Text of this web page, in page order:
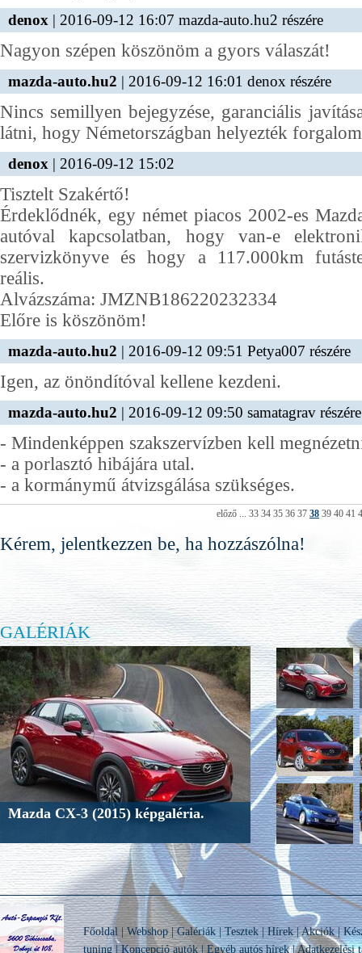
denox | 2016-09-12 16:07 mazda-auto.hu2 részére
Nagyon szépen köszönöm a gyors válaszát!
mazda-auto.hu2 | 2016-09-12 16:01 denox részére
Nincs semillyen bejegyzése, garanciális
látni, hogy Németországban helyezték
denox | 2016-09-12 15:02
Tisztelt Szakértő!
Érdeklődnék, egy német piacos 2002-es
autóval kapcsolatban, hogy van-e
szervizkönyve és hogy a 117.000km
reális.
Alvázszáma: JMZNB186220232334
Előre is köszönöm!
mazda-auto.hu2 | 2016-09-12 09:51 Petya007 részére
Igen, az önöndítóval kellene kezdeni.
mazda-auto.hu2 | 2016-09-12 09:50 samatagrav részére
- Mindenképpen szakszervízben kell
- a porlasztó hibájára utal.
- a kormánymű átvizsgálása szükséges.
előző ... 33 34 35 36 37 38 39 40 41
Kérem, jelentkezzen be, ha hozzászólna!
GALÉRIÁK
Mazda CX-3 (2015) képgaléria.
Főoldal |Webshop|Galériák|Tesztek|Hírek|Akciók|
tuning|Koncepció autók| Egyéb autós hírek|Adatkezelési